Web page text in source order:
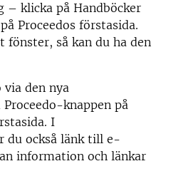
klicka på Handböcker
Proceedos förstasida.
fönster, så kan du ha den
via den nya
Proceedo-knappen på
I
du också länk till e-
information och länkar